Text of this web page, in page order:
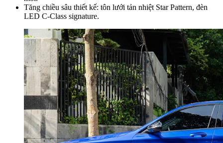
Tăng chiều sâu thiết kế: tôn lưới tản nhiệt Star Pattern, đèn
LED C-Class signature.